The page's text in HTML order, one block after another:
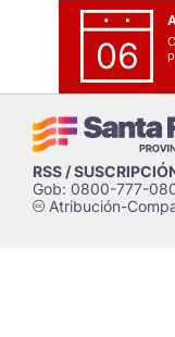
06
RSS /
Gob: 0800-777-
cAtribución-